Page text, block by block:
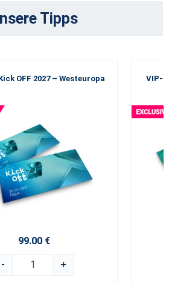
Tipps
OFF 2027 – Westeuropa
99.00 €
- +
VIP-